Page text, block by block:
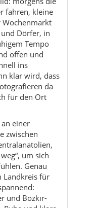
ins
klar wird, dass
da
für den Ort
einer
zwischen
um sich
Genau
für
und Bozkır-
und klare
nur ein paar
Atmosphäre,
oder
nicht findet.